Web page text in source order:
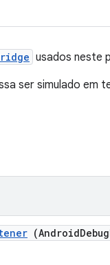
usados ​​neste
ser simulado em
(AndroidDebug